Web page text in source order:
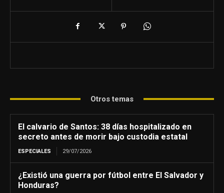
Otros temas
El calvario de Santos: 38 días hospitalizado en
secreto antes de morir bajo custodia estatal
ESPECIALES 29/07/2026
¿Existió una guerra por fútbol entre El Salvador y
Honduras?